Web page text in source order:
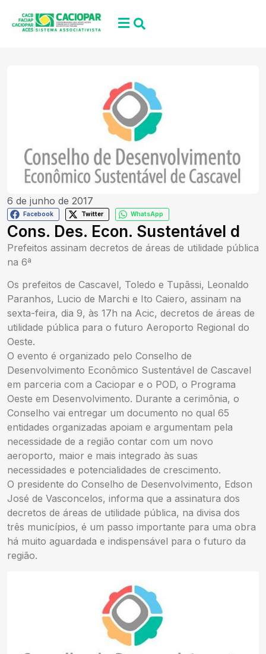
6 de junho de 2017
Facebook Twitter WhatsApp
Cons. Des. Econ. Sustentável d
Prefeitos assinam decretos de áreas de utilidade pública
na 6ª
Os prefeitos de Cascavel, Toledo e Tupãssi, Leonaldo
Paranhos, Lucio de Marchi e Ito Caiero, assinam na
sexta-feira, dia 9, às 17h na Acic, decretos de áreas de
utilidade pública para o futuro Aeroporto Regional do
Oeste.
O evento é organizado pelo Conselho de
Desenvolvimento Econômico Sustentável de Cascavel
em parceria com a Caciopar e o POD, o Programa
Oeste em Desenvolvimento. Durante a cerimônia, o
Conselho vai entregar um documento no qual 65
entidades organizadas apoiam e argumentam pela
necessidade de a região contar com um novo
aeroporto, maior e mais integrado às suas
necessidades e potencialidades de crescimento.
O presidente do Conselho de Desenvolvimento, Edson
José de Vasconcelos, informa que a assinatura dos
decretos de áreas de utilidade pública, na divisa dos
três municípios, é um passo importante para uma obra
há muito aguardada e indispensável para o futuro da
região.